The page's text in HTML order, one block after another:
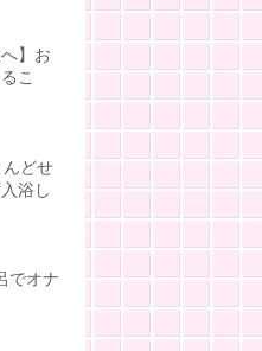
】お
こ
んどせ
浴し
でオナ